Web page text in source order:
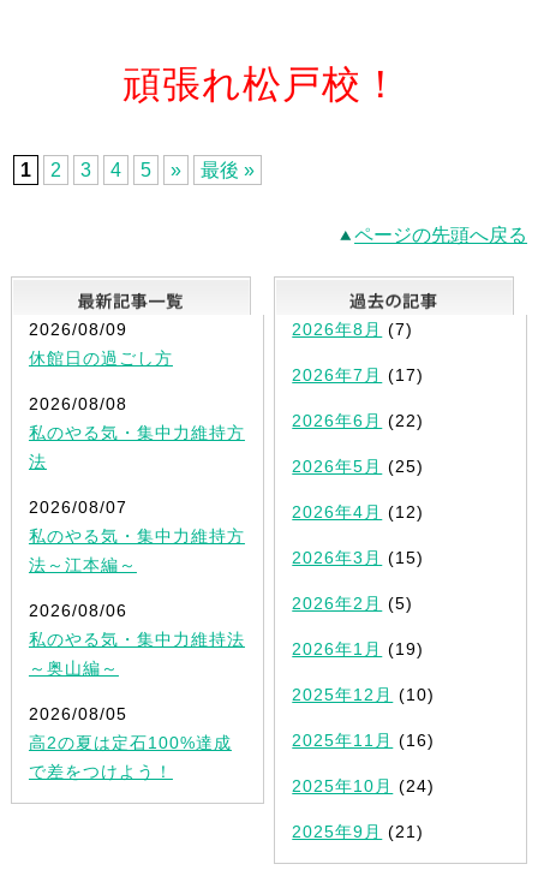
頑張れ松戸校！
1 2 3 4 5 » 最後 »
ページの先頭へ戻る
最新記事一覧
2026/08/09
休館日の過ごし方
2026/08/08
私のやる気・集中力維持方
法
2026/08/07
私のやる気・集中力維持方
法～江本編～
2026/08/06
私のやる気・集中力維持法
～奥山編～
2026/08/05
高2の夏は定石100%達成
で差をつけよう！
2026年8月 (7)
2026年7月 (17)
2026年6月 (22)
2026年5月 (25)
2026年4月 (12)
2026年3月 (15)
2026年2月 (5)
2026年1月 (19)
2025年12月 (10)
2025年11月 (16)
2025年10月 (24)
2025年9月 (21)